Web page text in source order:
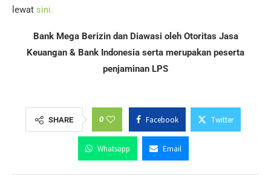
lewat sini.
Bank Mega Berizin dan Diawasi oleh Otoritas Jasa
Keuangan & Bank Indonesia serta merupakan peserta
penjaminan LPS
SHARE 0 Facebook Twitter
Whatsapp Email